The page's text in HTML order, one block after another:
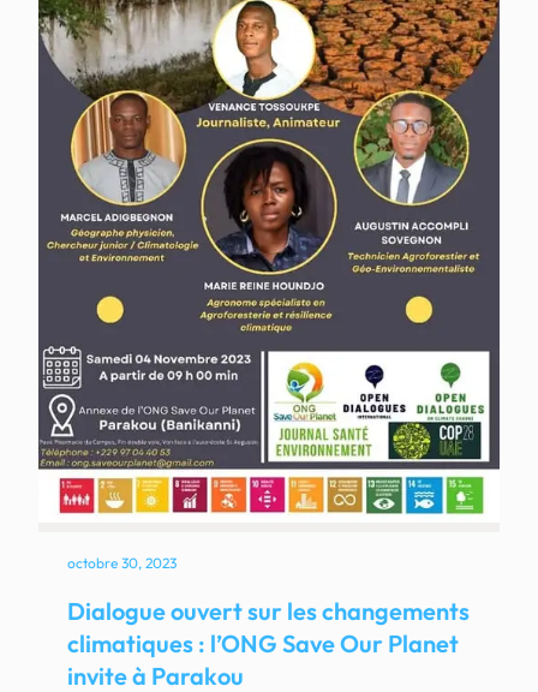
octobre 30, 2023
Dialogue ouvert sur les changements
climatiques : l’ONG Save Our Planet
invite à Parakou